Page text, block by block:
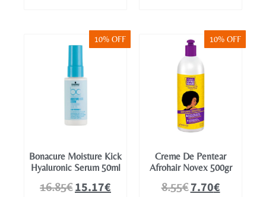
10% OFF
Bonacure Moisture Kick
Hyaluronic Serum 50ml
16.85€15.17€
10% OFF
Creme De Pentear
Afrohair Novex 500gr
8.55€7.70€